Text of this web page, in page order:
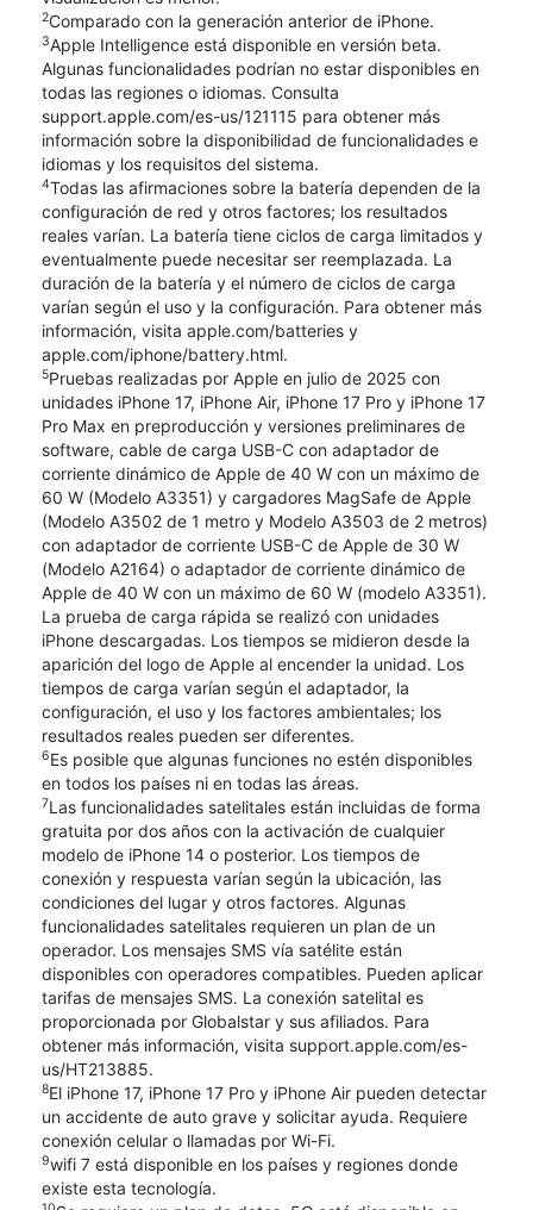
2Comparado con la generación anterior de iPhone.
3Apple Intelligence está disponible en versión beta.
Algunas funcionalidades podrían no estar disponibles en
todas las regiones o idiomas. Consulta
support.apple.com/es-us/121115 para obtener más
información sobre la disponibilidad de funcionalidades e
idiomas y los requisitos del sistema.
4Todas las afirmaciones sobre la batería dependen de la
configuración de red y otros factores; los resultados
reales varían. La batería tiene ciclos de carga limitados y
eventualmente puede necesitar ser reemplazada. La
duración de la batería y el número de ciclos de carga
varían según el uso y la configuración. Para obtener más
información, visita apple.com/batteries y
apple.com/iphone/battery.html.
5Pruebas realizadas por Apple en julio de 2025 con
unidades iPhone 17, iPhone Air, iPhone 17 Pro y iPhone 17
Pro Max en preproducción y versiones preliminares de
software, cable de carga USB-C con adaptador de
corriente dinámico de Apple de 40 W con un máximo de
60 W (Modelo A3351) y cargadores MagSafe de Apple
(Modelo A3502 de 1 metro y Modelo A3503 de 2 metros)
con adaptador de corriente USB-C de Apple de 30 W
(Modelo A2164) o adaptador de corriente dinámico de
Apple de 40 W con un máximo de 60 W (modelo A3351).
La prueba de carga rápida se realizó con unidades
iPhone descargadas. Los tiempos se midieron desde la
aparición del logo de Apple al encender la unidad. Los
tiempos de carga varían según el adaptador, la
configuración, el uso y los factores ambientales; los
resultados reales pueden ser diferentes.
6Es posible que algunas funciones no estén disponibles
en todos los países ni en todas las áreas.
7Las funcionalidades satelitales están incluidas de forma
gratuita por dos años con la activación de cualquier
modelo de iPhone 14 o posterior. Los tiempos de
conexión y respuesta varían según la ubicación, las
condiciones del lugar y otros factores. Algunas
funcionalidades satelitales requieren un plan de un
operador. Los mensajes SMS vía satélite están
disponibles con operadores compatibles. Pueden aplicar
tarifas de mensajes SMS. La conexión satelital es
proporcionada por Globalstar y sus afiliados. Para
obtener más información, visita support.apple.com/es-
us/HT213885.
8El iPhone 17, iPhone 17 Pro y iPhone Air pueden detectar
un accidente de auto grave y solicitar ayuda. Requiere
conexión celular o llamadas por Wi-Fi.
9wifi 7 está disponible en los países y regiones donde
existe esta tecnología.